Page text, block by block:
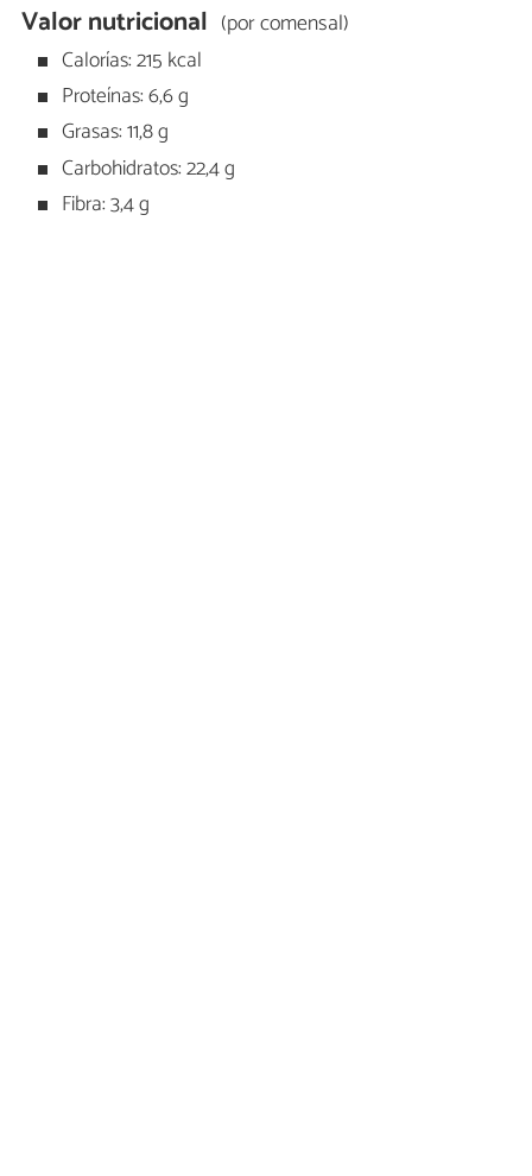
Valor nutricional (por comensal)
Calorías: 215 kcal
Proteínas: 6,6 g
Grasas: 11,8 g
Carbohidratos: 22,4 g
Fibra: 3,4 g